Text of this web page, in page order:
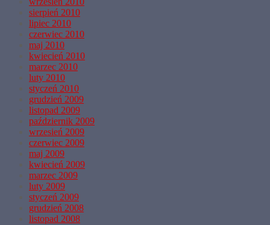
sierpień 2010
lipiec 2010
czerwiec 2010
maj 2010
kwiecień 2010
marzec 2010
luty 2010
styczeń 2010
grudzień 2009
listopad 2009
październik 2009
wrzesień 2009
czerwiec 2009
maj 2009
kwiecień 2009
marzec 2009
luty 2009
styczeń 2009
grudzień 2008
listopad 2008